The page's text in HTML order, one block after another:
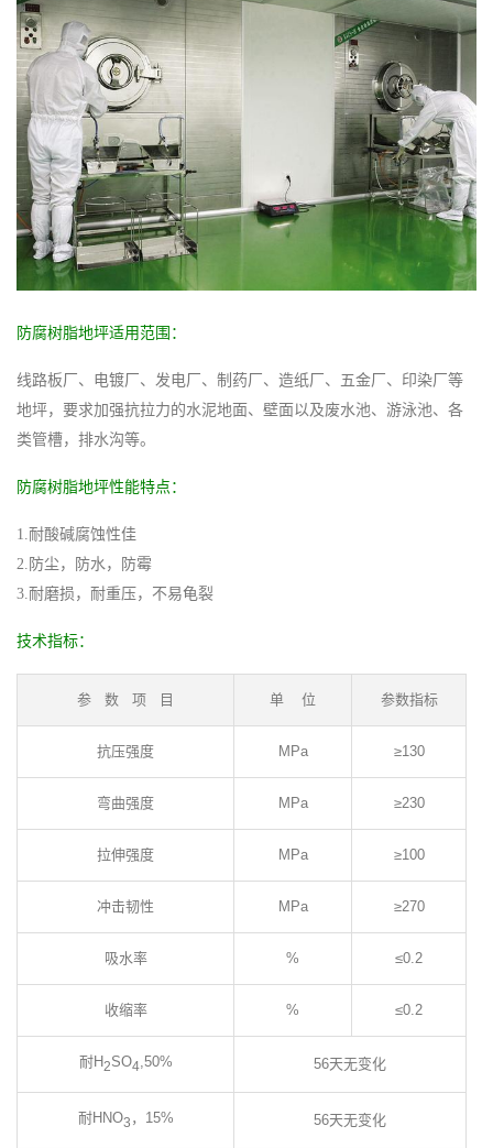
防腐树脂地坪适用范围：
线路板厂、电镀厂、发电厂、制药厂、造纸厂、五金厂、印染厂等
地坪，要求加强抗拉力的水泥地面、壁面以及废水池、游泳池、各
类管槽，排水沟等。
防腐树脂地坪性能特点：
1.耐酸碱腐蚀性佳
2.防尘，防水，防霉
3.耐磨损，耐重压，不易龟裂
技术指标：
参 数 项 目 单 位 参数指标
抗压强度 MPa ≥130
弯曲强度 MPa ≥230
拉伸强度 MPa ≥100
冲击韧性 MPa ≥270
吸水率 % ≤0.2
收缩率 % ≤0.2
耐H2SO4,50% 56天无变化
耐HNO3 ，15% 56天无变化